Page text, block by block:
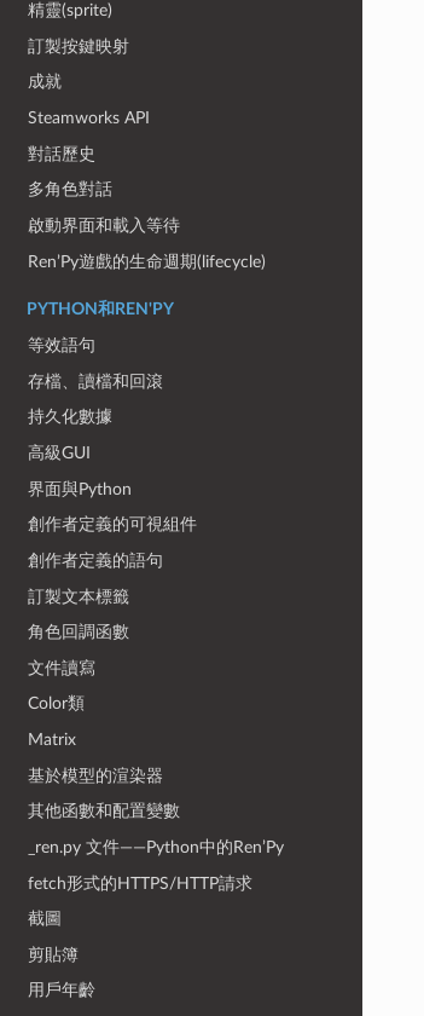
精靈(sprite)
訂製按鍵映射
成就
Steamworks API
對話歷史
多角色對話
啟動界面和載入等待
Ren’Py遊戲的生命週期(lifecycle)
PYTHON和REN'PY
等效語句
存檔、讀檔和回滾
持久化數據
高級GUI
界面與Python
創作者定義的可視組件
創作者定義的語句
訂製文本標籤
角色回調函數
文件讀寫
Color類
Matrix
基於模型的渲染器
其他函數和配置變數
_ren.py 文件——Python中的Ren’Py
fetch形式的HTTPS/HTTP請求
截圖
剪貼簿
用戶年齡